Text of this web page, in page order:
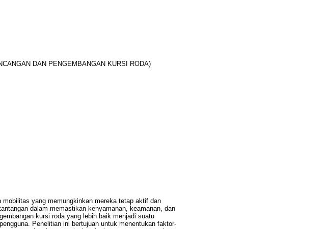
DAN PENGEMBANGAN KURSI RODA)
yang memungkinkan mereka tetap aktif dan
dalam memastikan kenyamanan, keamanan, dan
kursi roda yang lebih baik menjadi suatu
Penelitian ini bertujuan untuk menentukan faktor-